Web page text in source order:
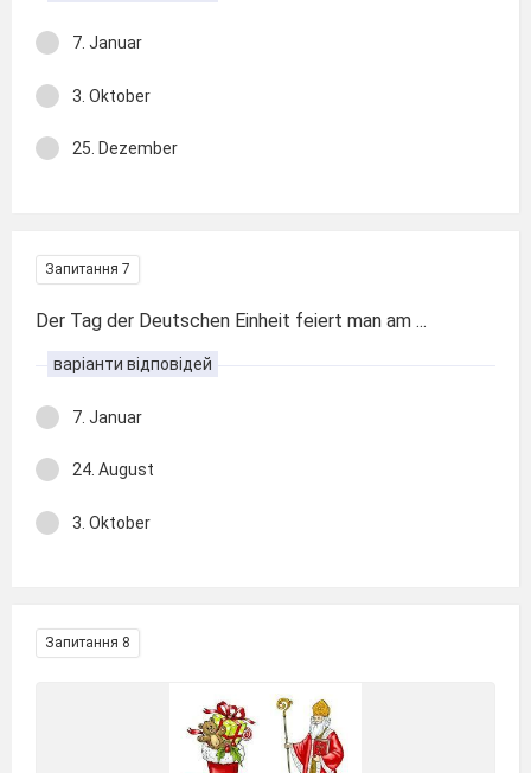
7. Januar
3. Oktober
25. Dezember
Запитання 7
Der Tag der Deutschen Einheit feiert man am ...
варіанти відповідей
7. Januar
24. August
3. Oktober
Запитання 8